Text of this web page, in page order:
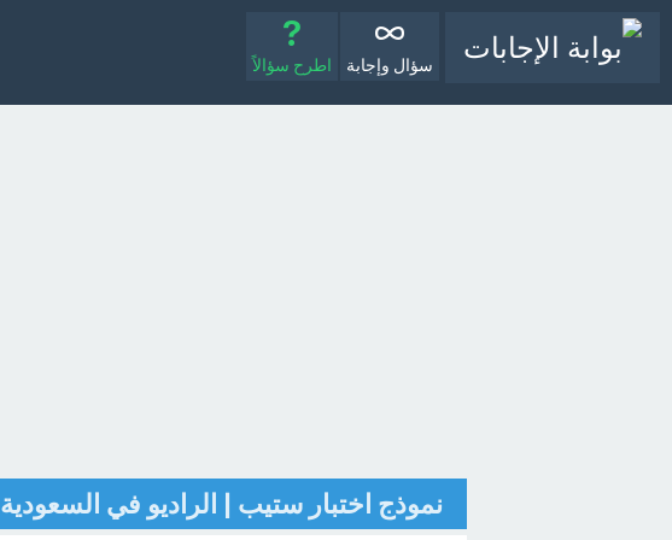
سؤال وإجابة اطرح سؤالاً
نموذج اختبار ستيب | الراديو في السعودية Radio in Saudi Arabia [تم الحل]